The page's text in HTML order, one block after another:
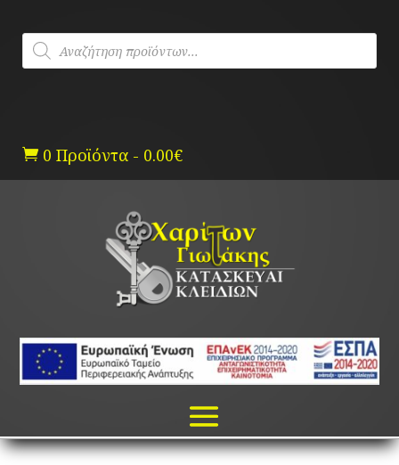
content
Products
search
 0 Προϊόντα - 0.00€